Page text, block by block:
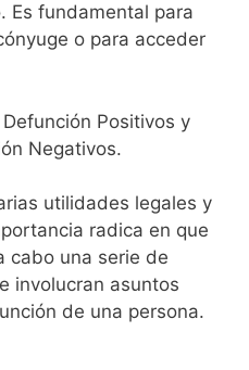
Es fundamental para
o para acceder
Positivos y
Negativos.
utilidades legales y
radica en que
cabo una serie de
involucran asuntos
de una persona.